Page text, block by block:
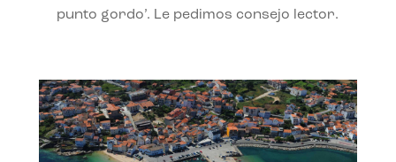
punto gordo’. Le pedimos consejo lector.